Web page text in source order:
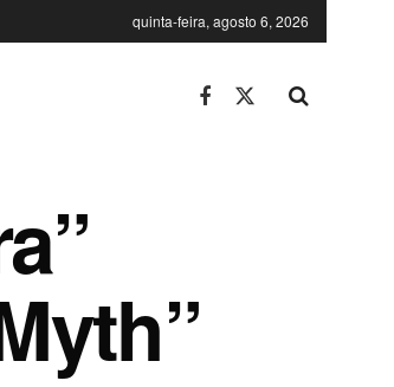
quinta-feira, agosto 6, 2026